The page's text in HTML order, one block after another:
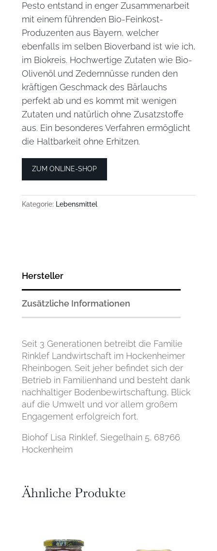
Pesto entstand in enger Zusammenarbeit
mit einem führenden Bio-Feinkost-
Produzenten aus Bayern, welcher
ebenfalls im selben Bioverband ist wie ich,
im Biokreis. Hochwertige Zutaten wie Bio-
Olivenöl und Zedernnüsse runden den
kräftigen Geschmack des Bärlauchs
perfekt ab und es kommt mit wenigen
Zutaten und natürlich ohne Zusatzstoffe
aus. Ein besonderes Verfahren ermöglicht
die Haltbarkeit ohne Erhitzen.
ZUM ONLINE-SHOP
Kategorie: Lebensmittel
Hersteller
Zusätzliche Informationen
Seit 3 Generationen betreibt die Familie
Rinklef Landwirtschaft im Hockenheimer
Rheinbogen. Seit jeher befindet sich der
Betrieb in Familienhand und besteht dank
nachhaltiger Bodenbewirtschaftung, Blick
auf die Umwelt und vor allem großem
Engagement erfolgreich fort.
Biohof Lisa Rinklef, Siegelhain 5, 68766
Hockenheim
Ähnliche Produkte